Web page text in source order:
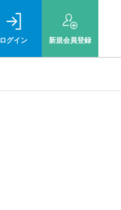
ログイン 新規会員登録